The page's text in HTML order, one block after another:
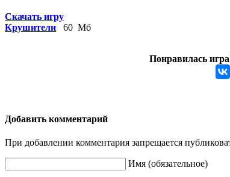
Скачать игру
Крушители 60 Мб
Понравилась
Добавить комментарий
При добавлении комментария запрещается
Имя (обязательное)